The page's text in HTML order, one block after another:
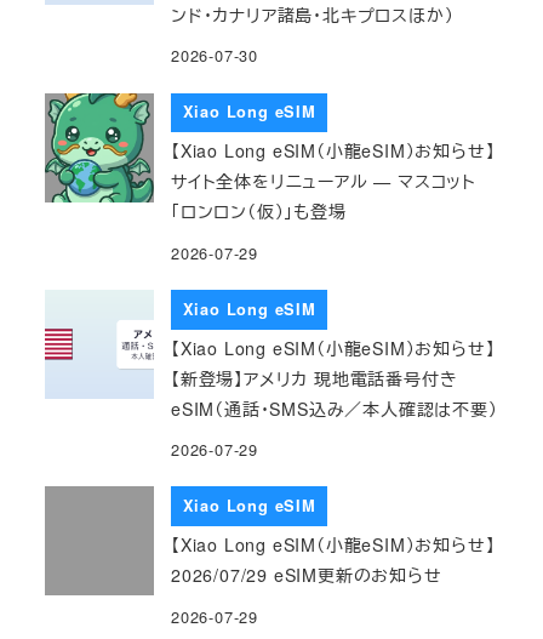
ンド・カナリア諸島・北キプロスほか）
2026-07-30
Xiao Long eSIM
【Xiao Long eSIM（小龍eSIM）お知らせ】
サイト全体をリニューアル — マスコット
「ロンロン（仮）」も登場
2026-07-29
Xiao Long eSIM
【Xiao Long eSIM（小龍eSIM）お知らせ】
【新登場】アメリカ 現地電話番号付き
eSIM（通話・SMS込み／本人確認は不要）
2026-07-29
Xiao Long eSIM
【Xiao Long eSIM（小龍eSIM）お知らせ】
2026/07/29 eSIM更新のお知らせ
2026-07-29